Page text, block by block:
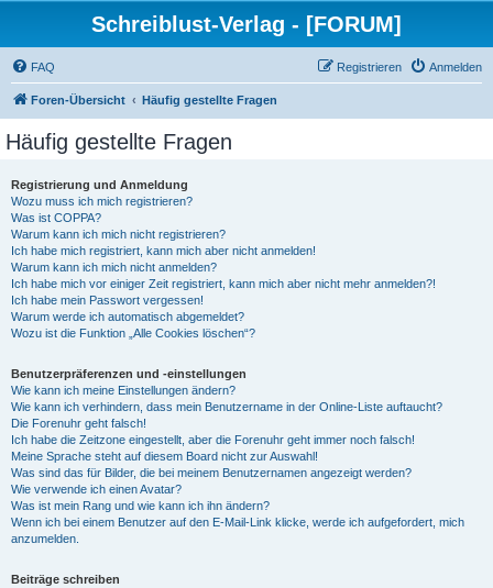
Schreiblust-Verlag - [FORUM]
FAQ Anmelden
Registrieren
Foren-Übersicht Häufig gestellte Fragen
Häufig gestellte Fragen
Registrierung und Anmeldung
Wozu muss ich mich registrieren?
Was ist COPPA?
Warum kann ich mich nicht registrieren?
Ich habe mich registriert, kann mich aber nicht anmelden!
Warum kann ich mich nicht anmelden?
Ich habe mich vor einiger Zeit registriert, kann mich aber nicht mehr anmelden?!
Ich habe mein Passwort vergessen!
Warum werde ich automatisch abgemeldet?
Wozu ist die Funktion „Alle Cookies löschen“?
Benutzerpräferenzen und -einstellungen
Wie kann ich meine Einstellungen ändern?
Wie kann ich verhindern, dass mein Benutzername in der Online-Liste auftaucht?
Die Forenuhr geht falsch!
Ich habe die Zeitzone eingestellt, aber die Forenuhr geht immer noch falsch!
Meine Sprache steht auf diesem Board nicht zur Auswahl!
Was sind das für Bilder, die bei meinem Benutzernamen angezeigt werden?
Wie verwende ich einen Avatar?
Was ist mein Rang und wie kann ich ihn ändern?
Wenn ich bei einem Benutzer auf den E-Mail-Link klicke, werde ich aufgefordert, mich
anzumelden.
Beiträge schreiben